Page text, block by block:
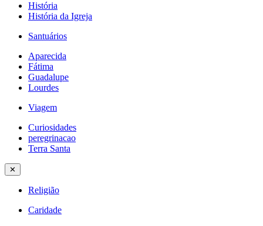
História
História da Igreja
Santuários
Aparecida
Fátima
Guadalupe
Lourdes
Viagem
Curiosidades
peregrinacao
Terra Santa
✕
Religião
Caridade